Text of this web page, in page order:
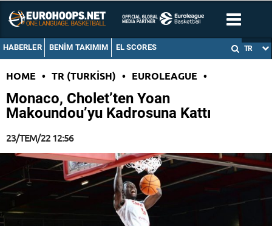
HABERLER BENIM TAKIMIM EL SCORES TR
HOME • TR (TURKISH) • EUROLEAGUE •
Monaco, Cholet’ten Yoan
Makoundou’yu Kadrosuna Kattı
23/TEM/22 12:56